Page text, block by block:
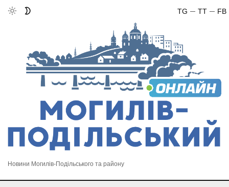
FB
TT
TG
Новини Могилів-Подільського та району